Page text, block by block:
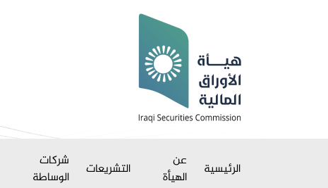
الرئيسية
عن
الهيأة
التشريعات
شركات
الوساطة